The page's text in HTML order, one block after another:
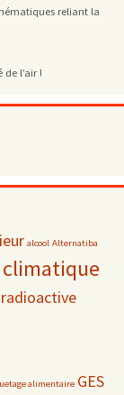
reliant la
l’air !
alcool Alternatiba
alimentaire GES